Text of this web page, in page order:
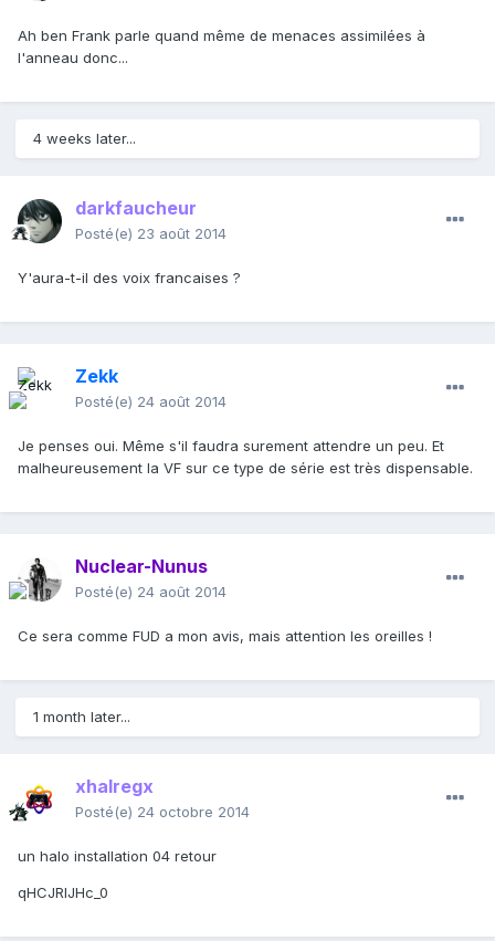
Ah ben Frank parle quand même de menaces assimilées à
l'anneau donc...
4 weeks later...
darkfaucheur
Posté(e) 23 août 2014
Y'aura-t-il des voix francaises ?
Zekk
Posté(e) 24 août 2014
Je penses oui. Même s'il faudra surement attendre un peu. Et
malheureusement la VF sur ce type de série est très dispensable.
Nuclear-Nunus
Posté(e) 24 août 2014
Ce sera comme FUD a mon avis, mais attention les oreilles !
1 month later...
xhalregx
Posté(e) 24 octobre 2014
un halo installation 04 retour
qHCJRlJHc_0